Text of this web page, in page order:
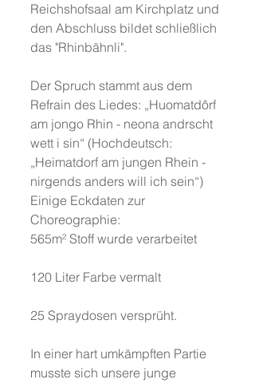
Reichshofsaal am Kirchplatz und
den Abschluss bildet schließlich
das "Rhinbähnli".
Der Spruch stammt aus dem
Refrain des Liedes: „Huomatdôrf
am jongo Rhin - neona andrscht
wett i sin“ (Hochdeutsch:
„Heimatdorf am jungen Rhein -
nirgends anders will ich sein“)
Einige Eckdaten zur
Choreographie:
565m² Stoff wurde verarbeitet
120 Liter Farbe vermalt
25 Spraydosen versprüht.
In einer hart umkämpften Partie
musste sich unsere junge